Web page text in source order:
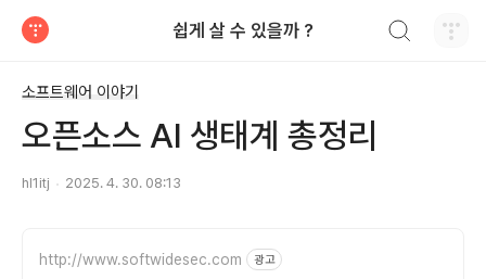
쉽게 살 수 있을까 ?
소프트웨어 이야기
오픈소스 AI 생태계 총정리
hl1itj 2025. 4. 30. 08:13
http://www.softwidesec.com 광고